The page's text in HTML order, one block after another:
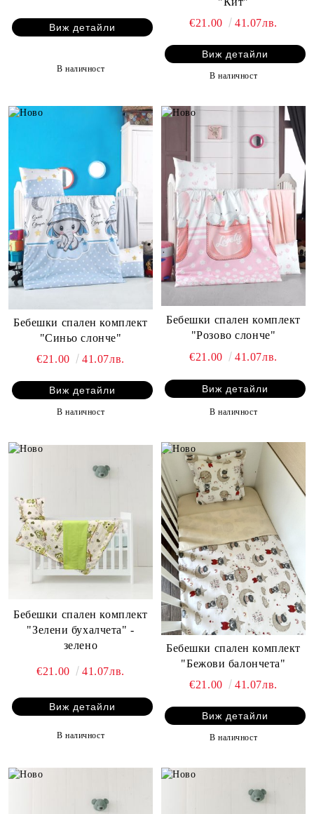
Виж детайли
В наличност
€21.00
41.07лв.
Виж детайли
В наличност
Бебешки спален комплект
"Синьо слонче"
€21.00
41.07лв.
Виж детайли
В наличност
Бебешки спален комплект
"Розово слонче"
€21.00
41.07лв.
Виж детайли
В наличност
Бебешки спален комплект
"Зелени бухалчета" -
зелено
€21.00 41.07лв.
Виж детайли
В наличност
Бебешки спален комплект
"Бежови балончета"
€21.00
41.07лв.
Виж детайли
В наличност